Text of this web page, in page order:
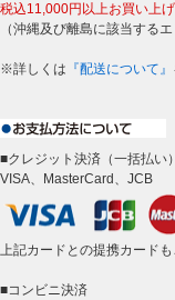
税込11,000円以上お買い上げ
（沖縄及び離島に該当する
※詳しくは 『配送について』
■クレジット決済（一括払い）
VISA、MasterCard、JCB
上記カードとの提携カードも
■コンビニ決済